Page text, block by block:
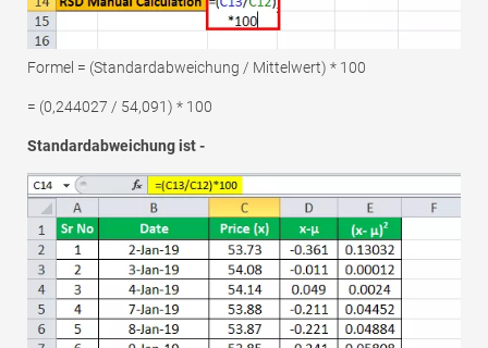
Formel = (Standardabweichung / Mittelwert) * 100
= (0,244027 / 54,091) * 100
Standardabweichung ist -